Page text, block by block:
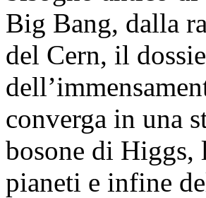
Big Bang, dalla
del Cern, il
converga in una
bosone di Higgs,
pianeti e infine